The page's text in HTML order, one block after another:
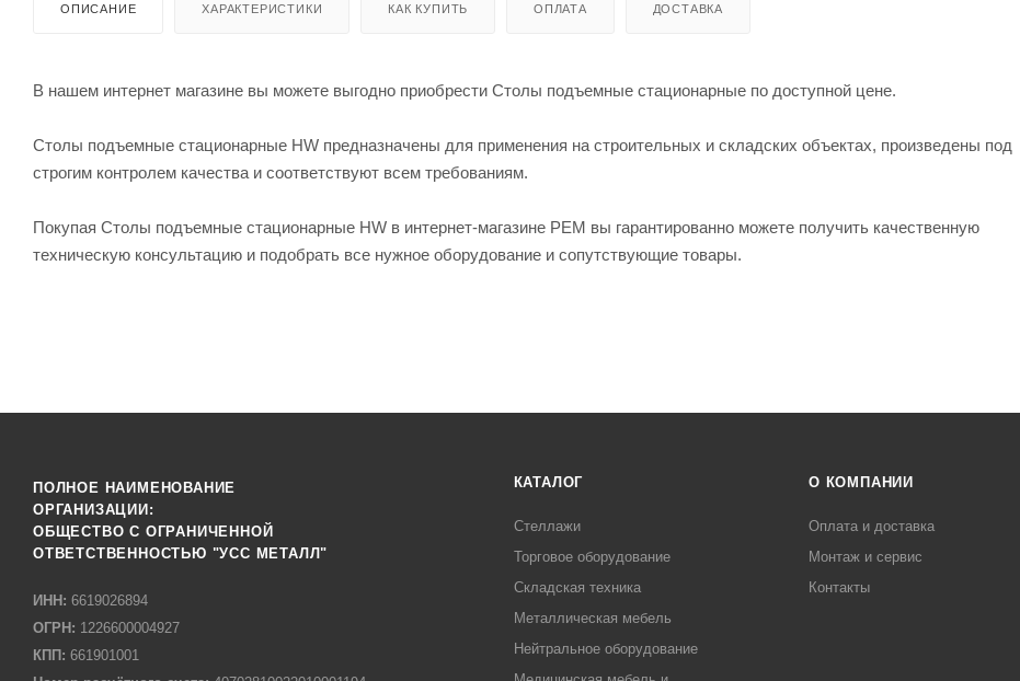
ОПИСАНИЕ ХАРАКТЕРИСТИКИ КАК КУПИТЬ ОПЛАТА ДОСТАВКА
В нашем интернет магазине вы можете выгодно приобрести Столы подъемные стационарные по доступной цене.
Столы подъемные стационарные HW предназначены для применения на строительных и складских объектах, произведены под
строгим контролем качества и соответствуют всем требованиям.
Покупая Столы подъемные стационарные HW в интернет-магазине РЕМ вы гарантированно можете получить качественную
техническую консультацию и подобрать все нужное оборудование и сопутствующие товары.
ПОЛНОЕ НАИМЕНОВАНИЕ
ОРГАНИЗАЦИИ:
ОБЩЕСТВО С ОГРАНИЧЕННОЙ
ОТВЕТСТВЕННОСТЬЮ "УСС МЕТАЛЛ"
ИНН: 6619026894
ОГРН: 1226600004927
КПП: 661901001
КАТАЛОГ
Стеллажи
Торговое оборудование
Складская техника
Металлическая мебель
Нейтральное оборудование
О КОМПАНИИ
Оплата и доставка
Монтаж и сервис
Контакты